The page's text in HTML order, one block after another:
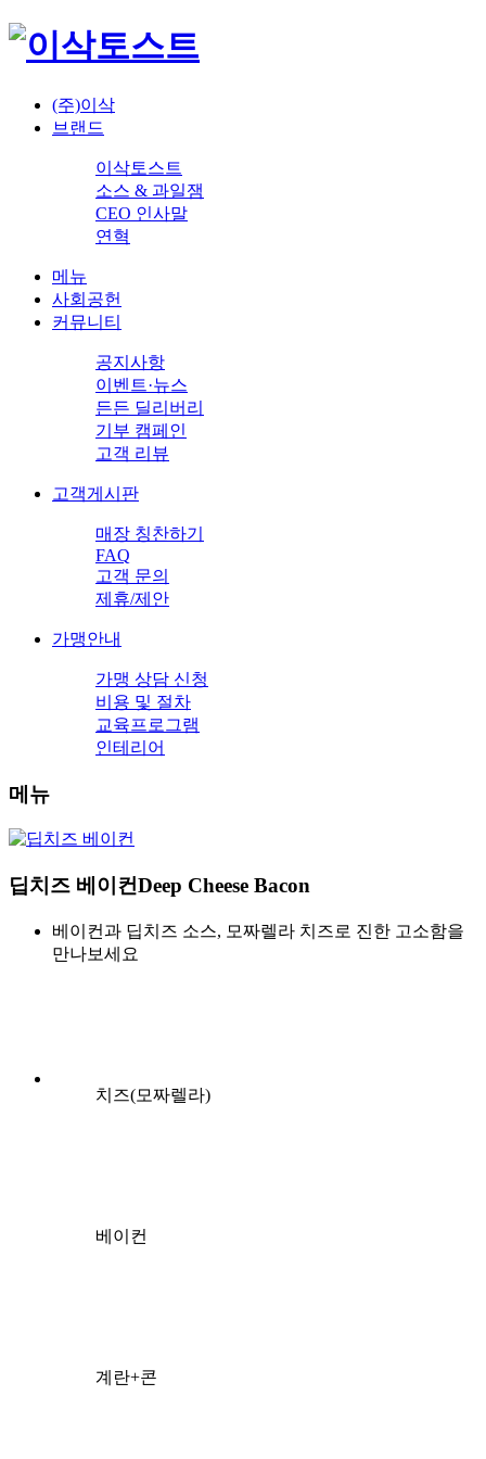
(주)이삭
브랜드
이삭토스트
소스 & 과일잼
CEO 인사말
연혁
메뉴
사회공헌
커뮤니티
공지사항
이벤트·뉴스
든든 딜리버리
기부 캠페인
고객 리뷰
고객게시판
매장 칭찬하기
FAQ
고객 문의
제휴/제안
가맹안내
가맹 상담 신청
비용 및 절차
교육프로그램
인테리어
메뉴
딥치즈 베이컨Deep Cheese Bacon
베이컨과 딥치즈 소스, 모짜렐라 치즈로 진한 고소함을
만나보세요
치즈(모짜렐라)
베이컨
계란+콘